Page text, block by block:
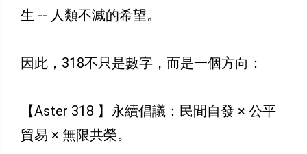
生 -- 人類不滅的希望。
因此，318不只是數字，而是一個方向：
【Aster 318 】永續倡議：民間自發 × 公平
貿易 × 無限共榮。